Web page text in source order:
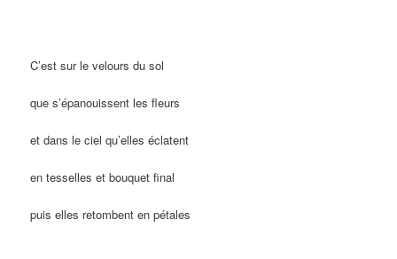
C’est sur le velours du sol
que s’épanouissent les fleurs
et dans le ciel qu’elles éclatent
en tesselles et bouquet final
puis elles retombent en pétales